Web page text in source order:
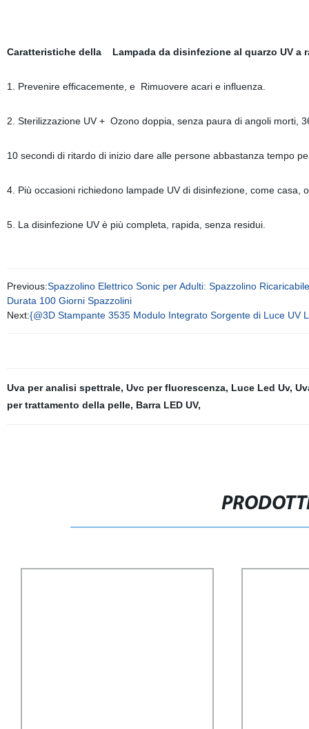
Caratteristiche della Lampada da disinfezione al quarzo UV a
1. Prevenire efficacemente, e Rimuovere acari e influenza.
2. Sterilizzazione UV + Ozono doppia, senza paura di angoli morti,
10 secondi di ritardo di inizio dare alle persone abbastanza tempo
4. Più occasioni richiedono lampade UV di disinfezione, come
5. La disinfezione UV è più completa, rapida, senza residui.
Previous:Spazzolino Elettrico Sonic per Adulti: Spazzolino
Durata 100 Giorni Spazzolini
Next:{@3D Stampante 3535 Modulo Integrato Sorgente di Luce UV
Uva per analisi spettrale, Uvc per fluorescenza, Luce Led Uv,
per trattamento della pelle, Barra LED UV,